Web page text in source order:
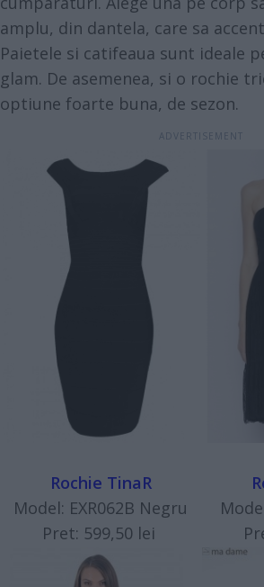
amplu, din dantela, care sa
Paietele si catifeaua sunt ideale
glam. De asemenea, si o rochie
optiune foarte buna, de sezon.
Rochie TinaR
Model: EXR062B Negru
Pret: 599,50 lei